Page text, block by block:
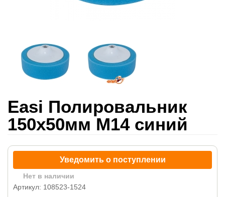
Easi Полировальник
150х50мм М14 синий
Уведомить о поступлении
Нет в наличии
Артикул: 108523-1524